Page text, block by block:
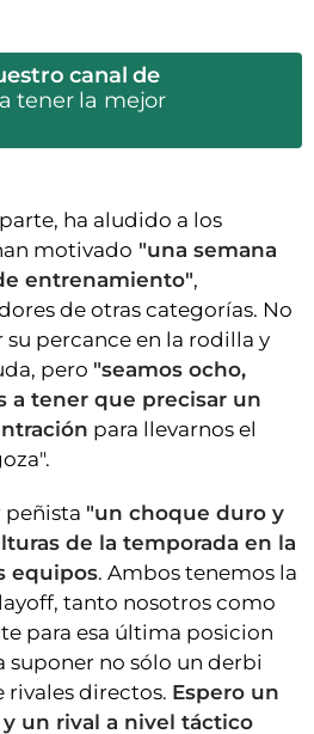
canal de
tener la mejor
ha aludido a los
motivado "una semana
entrenamiento",
de otras categorías. No
percance en la rodilla y
pero "seamos ocho,
a tener que precisar un
para llevarnos el
peñista "un choque duro y
de la temporada en la
equipos. Ambos tenemos la
tanto nosotros como
para esa última posicion
suponer no sólo un derbi
rivales directos. Espero un
un rival a nivel táctico